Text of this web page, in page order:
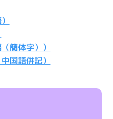
簡体字））
国語併記）